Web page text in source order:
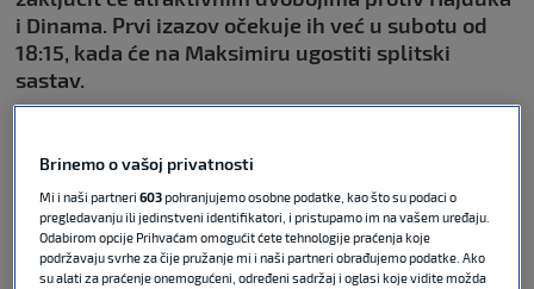
i Dinama. Prvi izazov očekuje ih već u subotu od
18:15, kada će na Maksimiru ugostiti splitski
sastav.
završnicu prvenstva jer je postalo jasno da više
nema realne šanse za plasman u europska
natjecanja. Ipak, posljednja dva kola donose im
derbije protivHajdukaiDinama,oba pred domaćom
publikom naMaksimiru.
Brinemo o vašoj privatnosti
Mi i naši partneri603pohranjujemo osobne podatke, kao što su podaci o
pregledavanju ili jedinstveni identifikatori, i pristupamo im na vašem uređaju.
Odabirom opcije Prihvaćam omogućit ćete tehnologije praćenja koje
podržavaju svrhe za čije pružanje mi i naši partneri obrađujemo podatke. Ako
su alati za praćenje onemogućeni, određeni sadržaj i oglasi koje vidite možda